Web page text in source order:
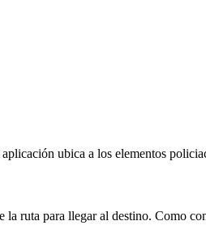
ubica a los elementos
ruta para llegar al destino. Como